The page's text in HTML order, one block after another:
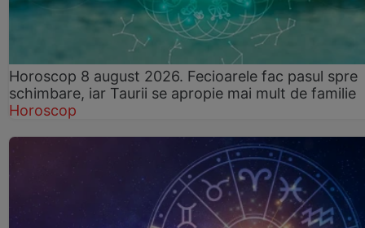
Horoscop 8 august 2026. Fecioarele fac pasul spre
schimbare, iar Taurii se apropie mai mult de familie
Horoscop